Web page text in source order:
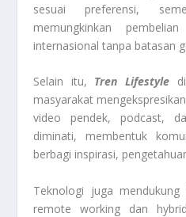
sesuai preferensi,
memungkinkan
internasional tanpa batasan
Selain itu, Tren Lifestyle
masyarakat
video pendek, podcast,
diminati, membentuk
berbagi inspirasi,
Teknologi juga
remote working dan